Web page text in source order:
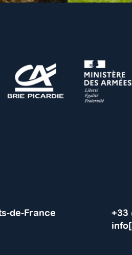
de-France
+33